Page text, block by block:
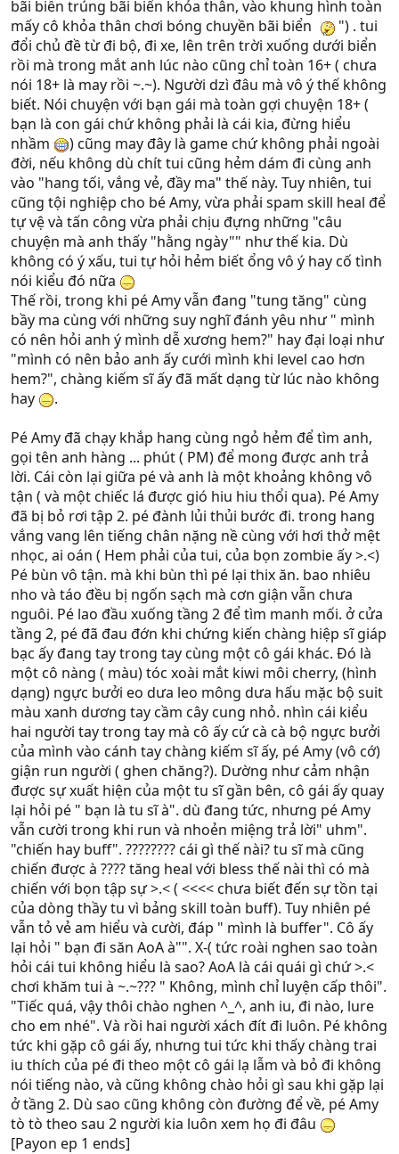
bãi biễn trúng bãi biển khỏa thân, vào khung hình toàn
mấy cô khỏa thân chơi bóng chuyền bãi biển
") . tui
đổi chủ đề từ đi bộ, đi xe, lên trên trời xuống dưới biển
rồi mà trong mắt anh lúc nào cũng chỉ toàn 16+ ( chưa
nói 18+ là may rồi ~.~). Người dzì đâu mà vô ý thế không
biết. Nói chuyện với bạn gái mà toàn gợi chuyện 18+ (
bạn là con gái chứ không phải là cái kia, đừng hiểu
nhầm
) cũng may đây là game chứ không phải ngoài
đời, nếu không dù chít tui cũng hẻm dám đi cùng anh
vào "hang tối, vắng vẻ, đầy ma" thế này. Tuy nhiên, tui
cũng tội nghiệp cho bé Amy, vừa phải spam skill heal để
tự vệ và tấn công vừa phải chịu đựng những "câu
chuyện mà anh thấy "hằng ngày"" như thế kia. Dù
không có ý xấu, tui tự hỏi hẻm biết ổng vô ý hay cố tình
nói kiểu đó nữa
Thế rồi, trong khi pé Amy vẫn đang "tung tăng" cùng
bầy ma cùng với những suy nghĩ đánh yêu như " mình
có nên hỏi anh ý mình dễ xương hem?" hay đại loại như
"mình có nên bảo anh ấy cưới mình khi level cao hơn
hem?", chàng kiếm sĩ ấy đã mất dạng từ lúc nào không
hay
.
Pé Amy đã chạy khắp hang cùng ngỏ hẻm để tìm anh,
gọi tên anh hàng ... phút ( PM) để mong được anh trả
lời. Cái còn lại giữa pé và anh là một khoảng không vô
tận ( và một chiếc lá được gió hiu hiu thổi qua). Pé Amy
đã bị bỏ rơi tập 2. pé đành lủi thủi bước đi. trong hang
vắng vang lên tiếng chân nặng nề cùng với hơi thở mệt
nhọc, ai oán ( Hem phải của tui, của bọn zombie ấy >.<)
Pé bùn vô tận. mà khi bùn thì pé lại thix ăn. bao nhiêu
nho và táo đều bị ngốn sạch mà cơn giận vẫn chưa
nguôi. Pé lao đầu xuống tầng 2 để tìm manh mối. ở cửa
tầng 2, pé đã đau đớn khi chứng kiến chàng hiệp sĩ giáp
bạc ấy đang tay trong tay cùng một cô gái khác. Đó là
một cô nàng ( màu) tóc xoài mắt kiwi môi cherry, (hình
dạng) ngực bưởi eo dưa leo mông dưa hấu mặc bộ suit
màu xanh dương tay cầm cây cung nhỏ. nhìn cái kiểu
hai người tay trong tay mà cô ấy cứ cà cà bộ ngực bưởi
của mình vào cánh tay chàng kiếm sĩ ấy, pé Amy (vô cớ)
giận run người ( ghen chăng?). Dường như cảm nhận
được sự xuất hiện của một tu sĩ gần bên, cô gái ấy quay
lại hỏi pé " bạn là tu sĩ à". dù đang tức, nhưng pé Amy
vẫn cười trong khi run và nhoẻn miệng trả lời" uhm".
"chiến hay buff". ???????? cái gì thế nài? tu sĩ mà cũng
chiến được à ???? tăng heal với bless thế nài thì có mà
chiến với bọn tập sự >.< ( <<<< chưa biết đến sự tồn tại
của dòng thầy tu vì bảng skill toàn buff). Tuy nhiên pé
vẫn tỏ vẻ am hiểu và cười, đáp " mình là buffer". Cô ấy
lại hỏi " bạn đi săn AoA à"". X-( tức roài nghen sao toàn
hỏi cái tui không hiểu là sao? AoA là cái quái gì chứ >.<
chơi khăm tui à ~.~??? " Không, mình chỉ luyện cấp thôi".
"Tiếc quá, vậy thôi chào nghen ^_^, anh iu, đi nào, lure
cho em nhé". Và rồi hai người xách đít đi luôn. Pé không
tức khi gặp cô gái ấy, nhưng tui tức khi thấy chàng trai
iu thích của pé đi theo một cô gái lạ lẫm và bỏ đi không
nói tiếng nào, và cũng không chào hỏi gì sau khi gặp lại
ở tầng 2. Dù sao cũng không còn đường để về, pé Amy
tò tò theo sau 2 người kia luôn xem họ đi đâu
[Payon ep 1 ends]